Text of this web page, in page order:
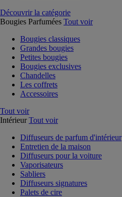
Découvrir la catégorie
Bougies Parfumées Tout voir
Bougies classiques
Grandes bougies
Petites bougies
Bougies exclusives
Chandelles
Les coffrets
Accessoires
Tout voir
Intérieur Tout voir
Diffuseurs de parfum d'intérieur
Entretien de la maison
Diffuseurs pour la voiture
Vaporisateurs
Sabliers
Diffuseurs signatures
Palets de cire